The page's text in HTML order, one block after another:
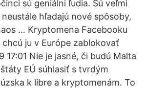
sú geniálni ľudia. Sú veľmi
hľadajú nové spôsoby,
… Kryptomena Facebooku
ju v Európe zablokovať
17:01 Nie je jasné, či budú Malta
EÚ súhlasiť s tvrdým
k libre a kryptomenám. To